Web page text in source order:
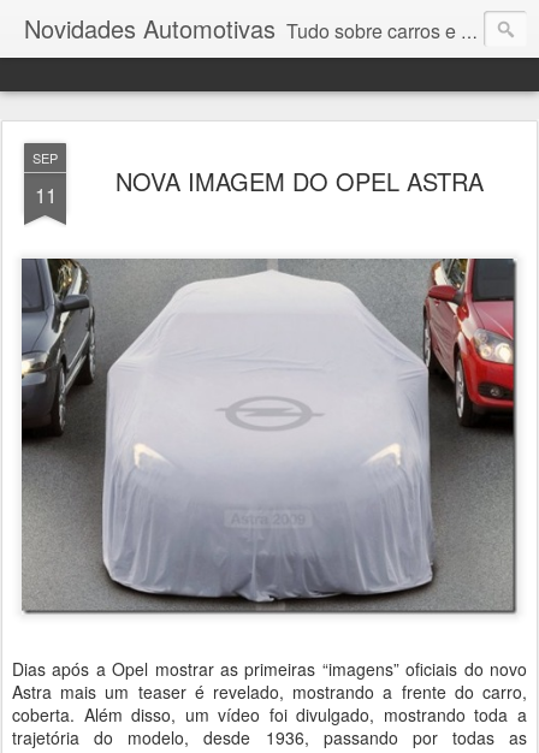
Novidades Automotivas Tudo sobre carros e motores
SEP
11 NOVA IMAGEM DO OPEL ASTRA
Dias após a Opel mostrar as primeiras “imagens” oficiais do novo
Astra mais um teaser é revelado, mostrando a frente do carro,
coberta. Além disso, um vídeo foi divulgado, mostrando toda a
trajetória do modelo, desde 1936, passando por todas as